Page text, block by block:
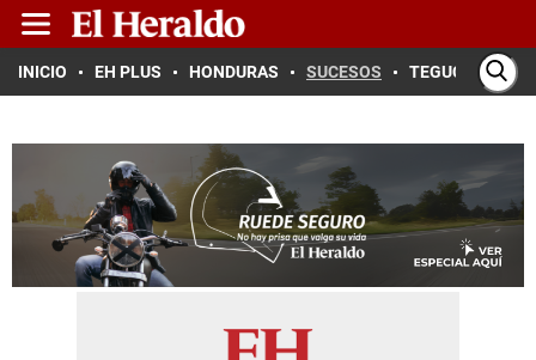
INICIO EH PLUS HONDURAS SUCESOS TEGUCIGALPA